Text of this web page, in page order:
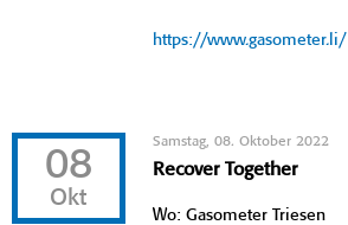
https://www.gasometer.li/
08
Okt
Samstag, 08. Oktober 2022
Recover Together
Wo: Gasometer Triesen